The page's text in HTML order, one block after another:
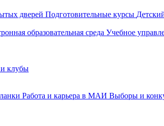
дверей Подготовительные курсы
образовательная среда Учебное
и клубы
Работа и карьера в МАИ Выборы и